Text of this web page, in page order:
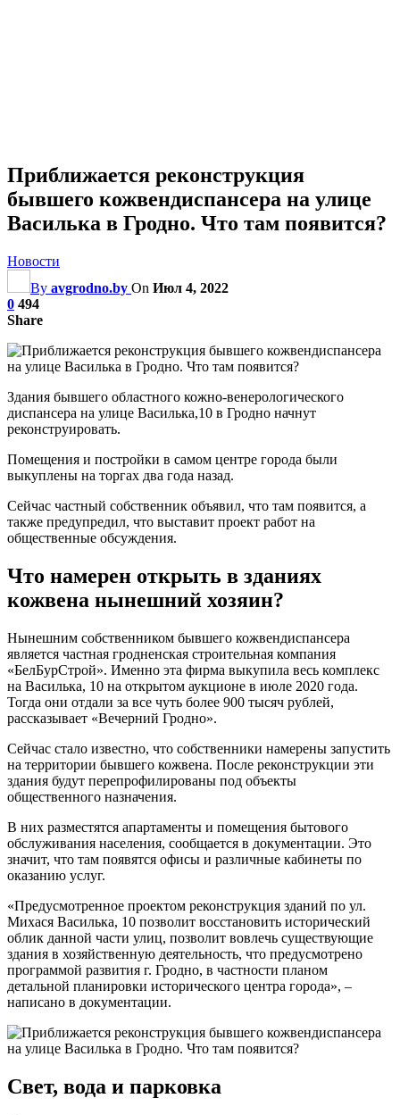
Приближается реконструкция
бывшего кожвендиспансера на улице
Василька в Гродно. Что там появится?
Новости
By avgrodno.by On Июл 4, 2022
0 494
Share
Здания бывшего областного кожно-венерологического
диспансера на улице Василька,10 в Гродно начнут
реконструировать.
Помещения и постройки в самом центре города были
выкуплены на торгах два года назад.
Сейчас частный собственник объявил, что там появится, а
также предупредил, что выставит проект работ на
общественные обсуждения.
Что намерен открыть в зданиях
кожвена нынешний хозяин?
Нынешним собственником бывшего кожвендиспансера
является частная гродненская строительная компания
«БелБурСтрой». Именно эта фирма выкупила весь комплекс
на Василька, 10 на открытом аукционе в июле 2020 года.
Тогда они отдали за все чуть более 900 тысяч рублей,
рассказывает «Вечерний Гродно».
Сейчас стало известно, что собственники намерены запустить
на территории бывшего кожвена. После реконструкции эти
здания будут перепрофилированы под объекты
общественного назначения.
В них разместятся апартаменты и помещения бытового
обслуживания населения, сообщается в документации. Это
значит, что там появятся офисы и различные кабинеты по
оказанию услуг.
«Предусмотренное проектом реконструкция зданий по ул.
Михася Василька, 10 позволит восстановить исторический
облик данной части улиц, позволит вовлечь существующие
здания в хозяйственную деятельность, что предусмотрено
программой развития г. Гродно, в частности планом
детальной планировки исторического центра города», –
написано в документации.
Свет, вода и парковка